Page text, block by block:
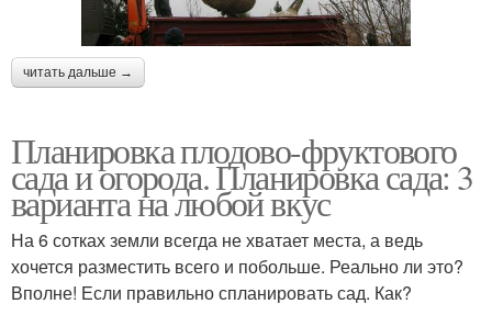
читать дальше →
Планировка плодово-фруктового
сада и огорода. Планировка сада: 3
варианта на любой вкус
На 6 сотках земли всегда не хватает места, а ведь
хочется разместить всего и побольше. Реально ли это?
Вполне! Если правильно спланировать сад. Как?